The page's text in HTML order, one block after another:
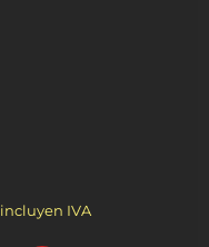
IVA